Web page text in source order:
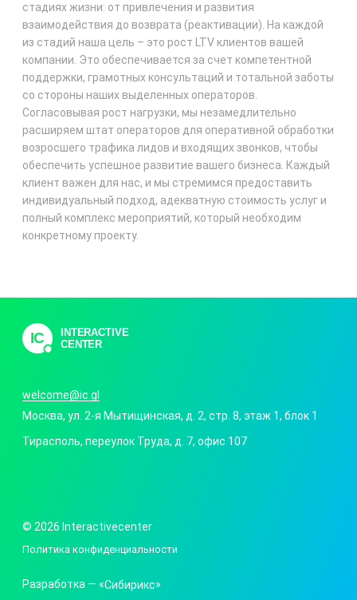
стадиях жизни: от привлечения и развития
взаимодействия до возврата (реактивации). На каждой
из стадий наша цель – это рост LTV клиентов вашей
компании. Это обеспечивается за счет компетентной
поддержки, грамотных консультаций и тотальной заботы
со стороны наших выделенных операторов.
Согласовывая рост нагрузки, мы незамедлительно
расширяем штат операторов для оперативной обработки
возросшего трафика лидов и входящих звонков, чтобы
обеспечить успешное развитие вашего бизнеса. Каждый
клиент важен для нас, и мы стремимся предоставить
индивидуальный подход, адекватную стоимость услуг и
полный комплекс мероприятий, который необходим
конкретному проекту.
IC
INTERACTIVE
CENTER
welcome@ic.gl
Москва, ул. 2-я Мытищинская, д. 2, стр. 8, этаж 1, блок 1
Тирасполь, переулок Труда, д. 7, офис 107
© 2026 Interactivecenter
Политика конфиденциальности
Разработка — «Сибирикс»